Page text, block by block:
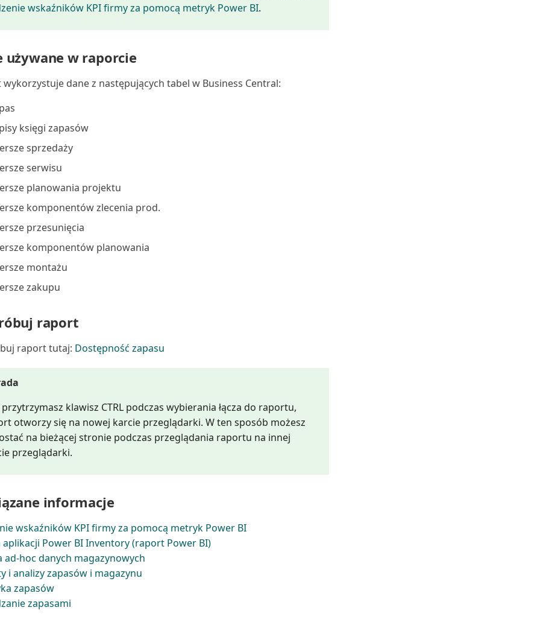
wskaźników KPI firmy za pomocą metryk Power BI.
używane w raporcie
wykorzystuje dane z następujących tabel w Business Central:
księgi zapasów
sprzedaży
serwisu
planowania projektu
komponentów zlecenia prod.
przesunięcia
komponentów planowania
montażu
zakupu
raport
raport tutaj: Dostępność zapasu
przytrzymasz klawisz CTRL podczas wybierania łącza do raportu,
otworzy się na nowej karcie przeglądarki. W ten sposób możesz
na bieżącej stronie podczas przeglądania raportu na innej
przeglądarki.
informacje
wskaźników KPI firmy za pomocą metryk Power BI
aplikacji Power BI Inventory (raport Power BI)
ad-hoc danych magazynowych
i analizy zapasów i magazynu
zapasów
zapasami